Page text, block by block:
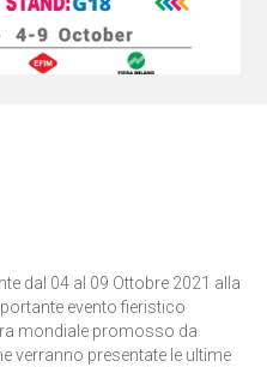
dal 04 al 09 Ottobre 2021 alla
evento fieristico
mondiale promosso da
verranno presentate le ultime